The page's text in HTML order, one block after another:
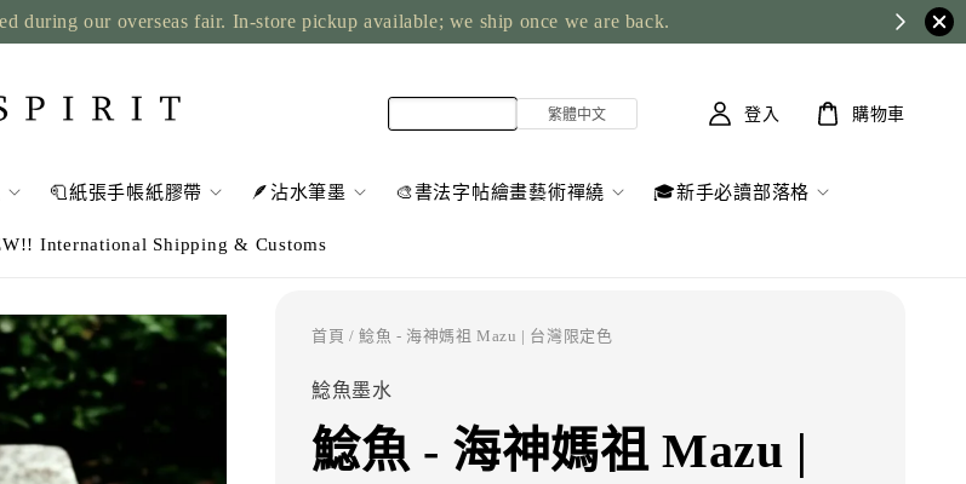
during our overseas fair. In-store pickup available; we ship once we are back.
🧻紙張手帳紙膠帶 🪶沾水筆墨 🎨書法字帖繪畫藝術禪繞 🎓新手必讀部落格
International Shipping & Customs
登入 購物車
首頁 / 鯰魚 - 海神媽祖 Mazu | 台灣限定色
鯰魚墨水
鯰魚 - 海神媽祖 Mazu |